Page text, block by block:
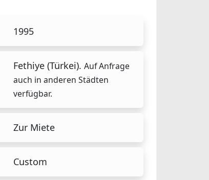
1995
Fethiye (Türkei). Auf Anfrage
auch in anderen Städten
verfügbar.
Zur Miete
Custom